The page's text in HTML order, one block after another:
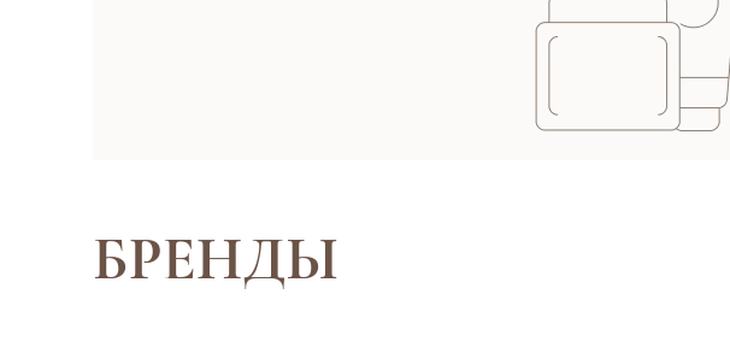
БРЕНДЫ